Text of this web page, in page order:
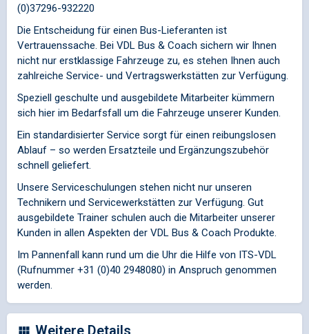
(0)37296-932220
Die Entscheidung für einen Bus-Lieferanten ist
Vertrauenssache. Bei VDL Bus & Coach sichern wir Ihnen
nicht nur erstklassige Fahrzeuge zu, es stehen Ihnen auch
zahlreiche Service- und Vertragswerkstätten zur Verfügung.
Speziell geschulte und ausgebildete Mitarbeiter kümmern
sich hier im Bedarfsfall um die Fahrzeuge unserer Kunden.
Ein standardisierter Service sorgt für einen reibungslosen
Ablauf – so werden Ersatzteile und Ergänzungszubehör
schnell geliefert.
Unsere Serviceschulungen stehen nicht nur unseren
Technikern und Servicewerkstätten zur Verfügung. Gut
ausgebildete Trainer schulen auch die Mitarbeiter unserer
Kunden in allen Aspekten der VDL Bus & Coach Produkte.
Im Pannenfall kann rund um die Uhr die Hilfe von ITS-VDL
(Rufnummer +31 (0)40 2948080) in Anspruch genommen
werden.
Weitere Details